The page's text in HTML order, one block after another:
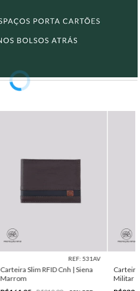
REF: 531AV
Carteira Slim RFID Cnh | Siena
Marrom
Militar